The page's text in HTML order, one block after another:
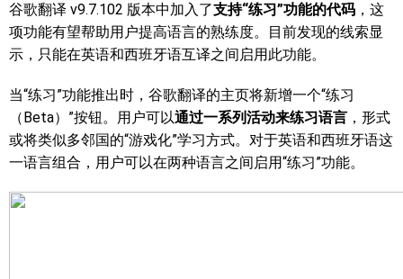
谷歌翻译 v9.7.102 版本中加入了支持“练习”功能的代码 ，这
项功能有望帮助用户提高语言的熟练度。目前发现的线索显
示，只能在英语和西班牙语互译之间启用此功能。
当“练习”功能推出时，谷歌翻译的主页将新增一个“练习
（Beta）”按钮。用户可以通过一系列活动来练习语言 ，形式
或将类似多邻国的“游戏化”学习方式。对于英语和西班牙语这
一语言组合，用户可以在两种语言之间启用“练习”功能。